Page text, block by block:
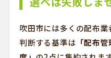
吹田市には多くの配布
判断する基準は 「配布